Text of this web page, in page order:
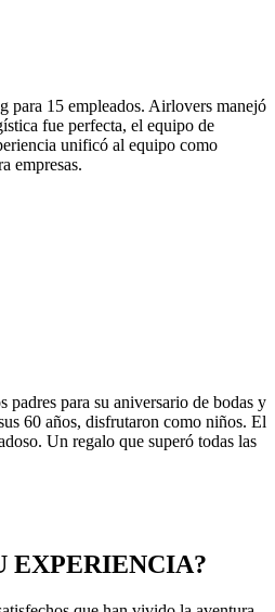
para 15 empleados. Airlovers manejó
fue perfecta, el equipo de
unificó al equipo como
empresas.
padres para su aniversario de bodas y
60 años, disfrutaron como niños. El
Un regalo que superó todas las
EXPERIENCIA?